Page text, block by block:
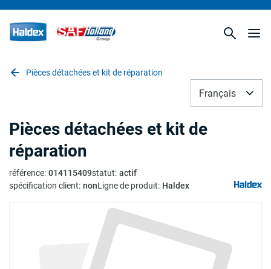
Pièces détachées et kit de réparation
Français
Pièces détachées et kit de
réparation
référence: 014115409statut: actif
spécification client: nonLigne de produit: Haldex